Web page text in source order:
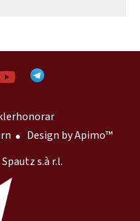
Design byApimo™
s.à r.l.